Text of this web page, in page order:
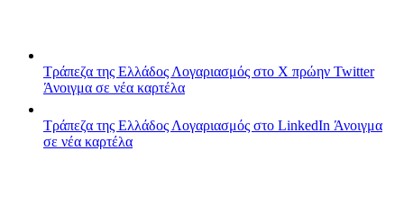
Τράπεζα της Ελλάδος Λογαριασμός στο X πρώην Twitter
Άνοιγμα σε νέα καρτέλα
Τράπεζα της Ελλάδος Λογαριασμός στο LinkedIn Άνοιγμα
σε νέα καρτέλα